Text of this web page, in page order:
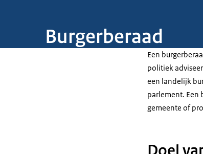
Burgerberaad
Een
politiek
een landelijk
parlement. Een
gemeente of